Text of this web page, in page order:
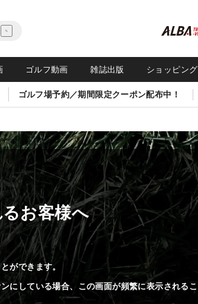
ゴルフ動画 雑誌出版 ショッピング
ゴルフ場予約／期間限定クーポン配布中！
お客様へ
ができます。
にしている場合、この画面が頻繁に表示されるこ